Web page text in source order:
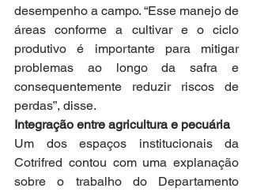
desempenho a campo. “Esse manejo de
áreas conforme a cultivar e o ciclo
produtivo é importante para mitigar
problemas ao longo da safra e
consequentemente reduzir riscos de
perdas”, disse.
Integração entre agricultura e pecuária
Um dos espaços institucionais da
Cotrifred contou com uma explanação
sobre o trabalho do Departamento